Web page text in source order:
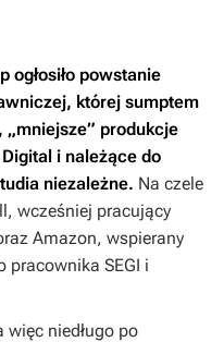
ogłosiło powstanie
której sumptem
„mniejsze” produkcje
i należące do
niezależne. Na czele
wcześniej pracujący
Amazon, wspierany
pracownika SEGI i
niedługo po